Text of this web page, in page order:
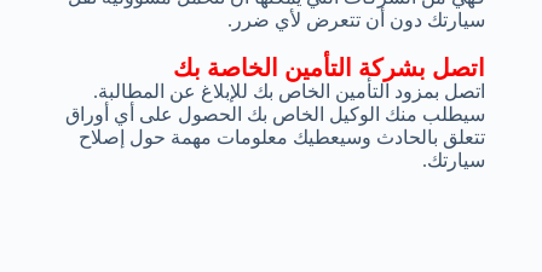
اتصل بشركة التأمين الخاصة بك
اتصل بمزود التأمين الخاص بك للإبلاغ عن المطالبة.
سيطلب منك الوكيل الخاص بك الحصول على أي أوراق
تتعلق بالحادث وسيعطيك معلومات مهمة حول إصلاح
سيارتك.
سيارتك دون أن تتعرض لأي ضرر.